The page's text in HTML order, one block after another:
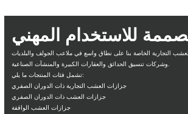
للاستخدام المهني
التجارية الخاصة بنا على نطاق واسع في ملاعب الجولف والبلديات
تشمل فئات المنتجات ما يلي:
جزازات العشب التجارية ذات الدوران الصفري
جزازات العشب ذات الدوران الصفري
جزازات العشب الواقفة